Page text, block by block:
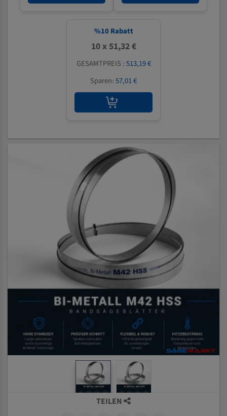
%10 Rabatt
10 x 51,32 €
GESAMTPREIS :513,19 €
Sparen:57,01 €
TEILEN